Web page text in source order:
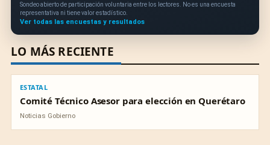
Sondeo abierto de participación voluntaria entre los lectores. No es una encuesta
representativa ni tiene valor estadístico.
Ver todas las encuestas y resultados
LO MÁS RECIENTE
ESTATAL
Comité Técnico Asesor para elección en Querétaro
Noticias Gobierno